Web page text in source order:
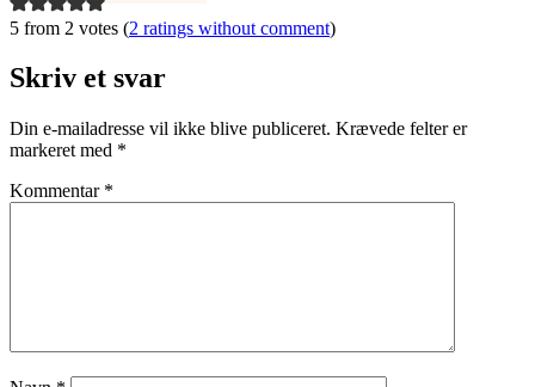
5 from 2 votes (2 ratings without comment)
Skriv et svar
Din e-mailadresse vil ikke blive publiceret. Krævede felter er
markeret med *
Kommentar *